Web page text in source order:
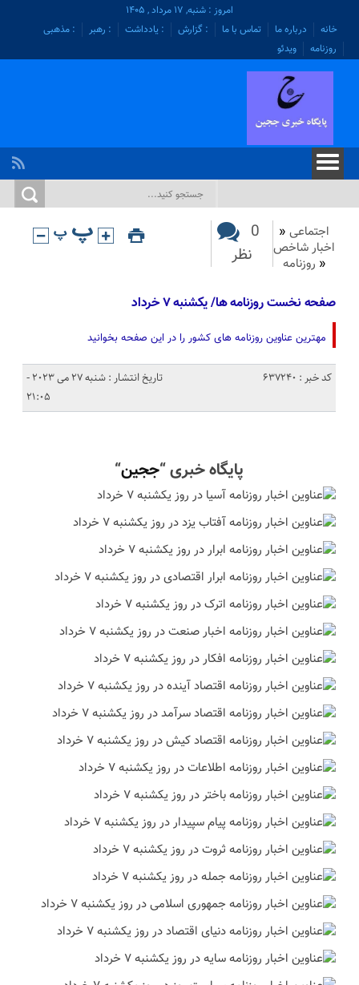
امروز : شنبه, ۱۷ مرداد , ۱۴۰۵
خانه
درباره ما تماس با ما : گزارش : یادداشت : رهبر
: مذهبی
روزنامه
ویدئو
اجتماعی «
اخبار شاخص
« روزنامه
0
نظر
صفحه نخست روزنامه ها/ یکشنبه‌ ۷ خرداد
مهترین عناوین روزنامه های کشور را در این صفحه بخوانید
کد خبر : 637240
تاریخ انتشار : شنبه 27 می 2023 -
21:05
پایگاه خبری “ججین“